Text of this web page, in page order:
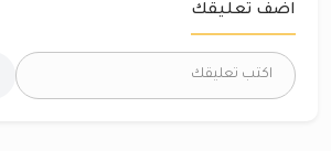
اضف تعليقك